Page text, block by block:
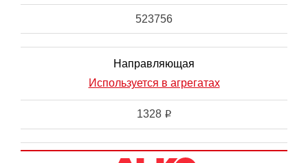
523756
Направляющая
Используется в агрегатах
1328 i